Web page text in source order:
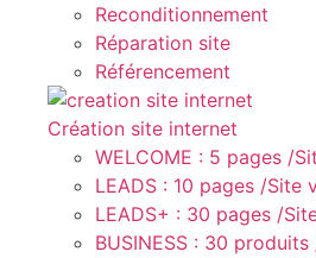
Reconditionnement
Réparation site
Référencement
Création site internet
WELCOME : 5 pages /
LEADS : 10 pages /Site
LEADS+ : 30 pages /
BUSINESS : 30